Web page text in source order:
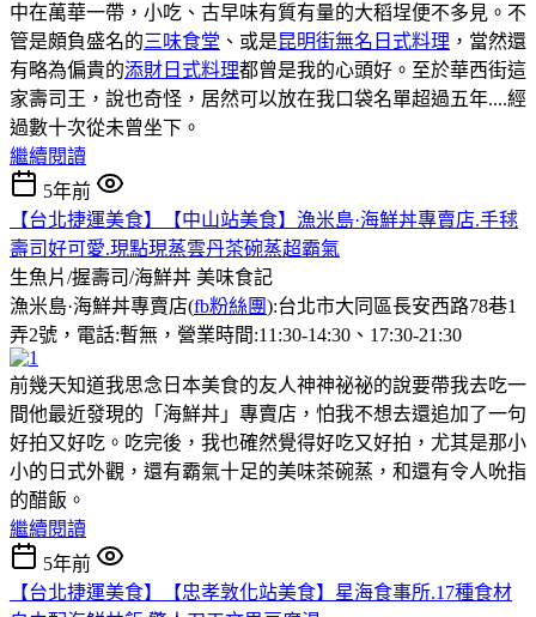
中在萬華一帶，小吃、古早味有質有量的大稻埕便不多見。不
管是頗負盛名的三味食堂 、或是昆明街無名日式料理 ，當然還
有略為偏貴的添財日式料理都曾是我的心頭好。至於華西街這
家壽司王，說也奇怪，居然可以放在我口袋名單超過五年....經
過數十次從未曾坐下。
繼續閱讀
5年前
【台北捷運美食】【中山站美食】漁米島·海鮮丼專賣店.手毬
壽司好可愛.現點現蒸雲丹茶碗蒸超霸氣
生魚片/握壽司/海鮮丼 美味食記
漁米島·海鮮丼專賣店(fb粉絲團):台北市大同區長安西路78巷1
弄2號，電話:暫無，營業時間:11:30-14:30、17:30-21:30
前幾天知道我思念日本美食的友人神神祕祕的說要帶我去吃一
間他最近發現的「海鮮丼」專賣店，怕我不想去還追加了一句
好拍又好吃。吃完後，我也確然覺得好吃又好拍，尤其是那小
小的日式外觀，還有霸氣十足的美味茶碗蒸，和還有令人吮指
的醋飯。
繼續閱讀
5年前
【台北捷運美食】【忠孝敦化站美食】星海食事所.17種食材